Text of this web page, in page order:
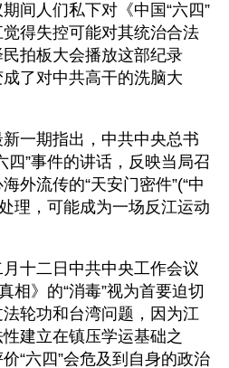
间人们私下对《中国“六四”
得失控可能对其统治合法
拍板大会播放这部纪录
了对中共高干的洗脑大
一期指出，中共中央总书
四”事件的讲话，反映当局召
外流传的“天安门密件”(“中
理，可能成为一场反江运动
十二日中共中央工作会议
相》的“消毒”视为首要迫切
轮功和台湾问题，因为江
建立在镇压学运基础之
“六四”会危及到自身的政治